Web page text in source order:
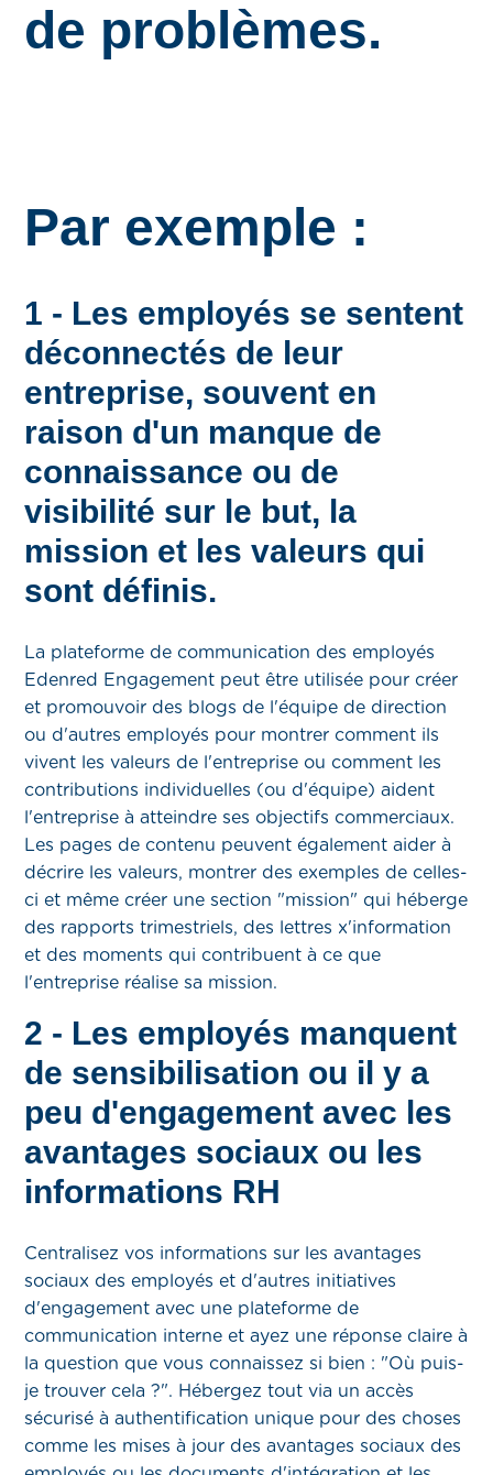
de problèmes.
Par exemple :
1 - Les employés se sentent
déconnectés de leur
entreprise, souvent en
raison d'un manque de
connaissance ou de
visibilité sur le but, la
mission et les valeurs qui
sont définis.
La plateforme de communication des employés
Edenred Engagement peut être utilisée pour créer
et promouvoir des blogs de l'équipe de direction
ou d'autres employés pour montrer comment ils
vivent les valeurs de l'entreprise ou comment les
contributions individuelles (ou d'équipe) aident
l'entreprise à atteindre ses objectifs commerciaux.
Les pages de contenu peuvent également aider à
décrire les valeurs, montrer des exemples de celles-
ci et même créer une section "mission" qui héberge
des rapports trimestriels, des lettres x'information
et des moments qui contribuent à ce que
l'entreprise réalise sa mission.
2 - Les employés manquent
de sensibilisation ou il y a
peu d'engagement avec les
avantages sociaux ou les
informations RH
Centralisez vos informations sur les avantages
sociaux des employés et d'autres initiatives
d'engagement avec une plateforme de
communication interne et ayez une réponse claire à
la question que vous connaissez si bien : "Où puis-
je trouver cela ?". Hébergez tout via un accès
sécurisé à authentification unique pour des choses
comme les mises à jour des avantages sociaux des